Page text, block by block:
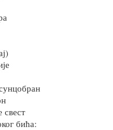
свест
бића: